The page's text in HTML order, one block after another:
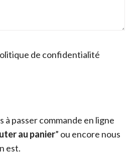
de confidentialité
à passer commande en ligne
au panier” ou encore nous
est.